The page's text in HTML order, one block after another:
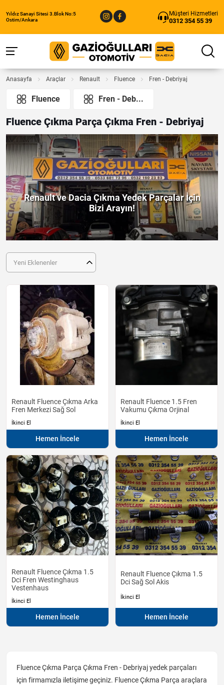
Yıldız Sanayi Sitesi 3.Blok No:5
Ostim/Ankara
Müşteri Hizmetleri
0312 354 55 39
Anasayfa Araçlar Renault Fluence Fren - Debriyaj
Fluence Fren - Deb...
Fluence Çıkma Parça Çıkma Fren - Debriyaj
Renault ve Dacia Çıkma Yedek Parçalar İçin
Bizi Arayın!
Yeni Eklenenler
Renault Fluence Çıkma Arka
Fren Merkezi Sağ Sol
İkinci El
Hemen İncele
Renault Fluence 1.5 Fren
Vakumu Çıkma Orjinal
İkinci El
Hemen İncele
Renault Fluence Çıkma 1.5
Dci Fren Westinghaus
Vestenhaus
İkinci El
Hemen İncele
Renault Fluence Çıkma 1.5
Dci Sağ Sol Akis
İkinci El
Hemen İncele
Fluence Çıkma Parça Çıkma Fren - Debriyaj yedek parçaları
için firmamızla iletişime geçiniz. Fluence Çıkma Parça araçlara